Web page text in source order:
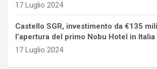
17 Luglio 2024
Castello SGR, investimento da €135
l’apertura del primo Nobu Hotel in Italia
17 Luglio 2024